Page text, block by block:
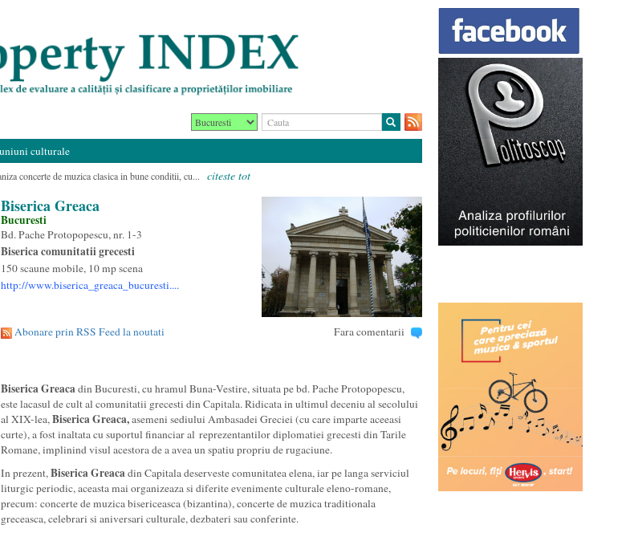
culturale
concerte de muzica clasica in bune conditii, cu... citeste tot
Biserica Greaca
Bucuresti
Bd. Pache Protopopescu, nr. 1-3
Biserica comunitatii grecesti
150 scaune mobile, 10 mp scena
http://www.biserica_greaca_bucuresti....
Abonare prin RSS Feed la noutati Fara comentarii
Biserica Greacadin Bucuresti, cu hramul Buna-Vestire, situata pe bd. Pache Protopopescu,
este lacasul de cult al comunitatii grecesti din Capitala. Ridicata in ultimul deceniu al secolului
al XIX-lea,Biserica Greaca,asemeni sediului Ambasadei Greciei (cu care imparte aceeasi
curte), a fost inaltata cu suportul financiar al reprezentantilor diplomatiei grecesti din Tarile
Romane, implinind visul acestora de a avea un spatiu propriu de rugaciune.
In prezent,Biserica Greacadin Capitala deserveste comunitatea elena, iar pe langa serviciul
liturgic periodic, aceasta mai organizeaza si diferite evenimente culturale eleno-romane,
precum: concerte de muzica bisericeasca (bizantina), concerte de muzica traditionala
greceasca, celebrari si aniversari culturale, dezbateri sau conferinte.